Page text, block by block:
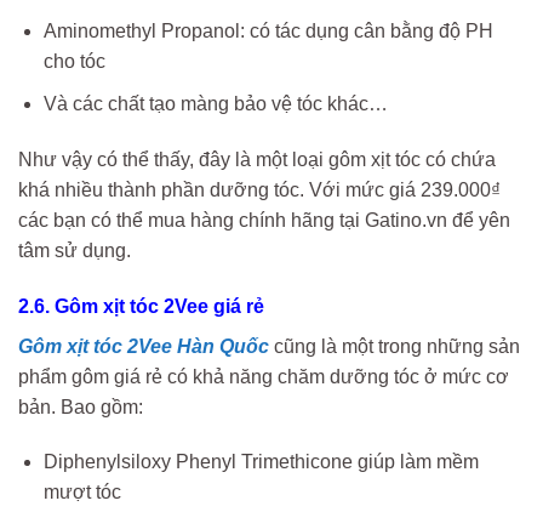
Aminomethyl Propanol: có tác dụng cân bằng độ PH
cho tóc
Và các chất tạo màng bảo vệ tóc khác…
Như vậy có thể thấy, đây là một loại gôm xịt tóc có chứa
khá nhiều thành phần dưỡng tóc. Với mức giá 239.000₫
các bạn có thể mua hàng chính hãng tại Gatino.vn để yên
tâm sử dụng.
2.6. Gôm xịt tóc 2Vee giá rẻ
Gôm xịt tóc 2Vee Hàn Quốc cũng là một trong những sản
phẩm gôm giá rẻ có khả năng chăm dưỡng tóc ở mức cơ
bản. Bao gồm:
Diphenylsiloxy Phenyl Trimethicone giúp làm mềm
mượt tóc